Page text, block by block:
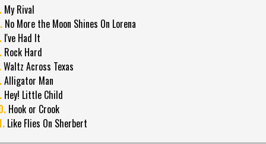
My Rival
No More the Moon Shines On Lorena
I've Had It
Rock Hard
Waltz Across Texas
Alligator Man
Hey! Little Child
Hook or Crook
Like Flies On Sherbert